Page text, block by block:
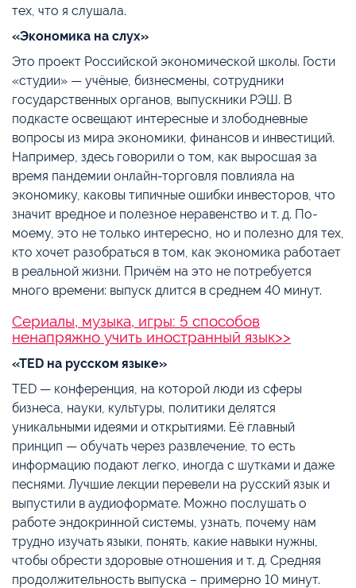
тех, что я слушала.
«Экономика на слух»
Это проект Российской экономической школы. Гости
«студии» — учёные, бизнесмены, сотрудники
государственных органов, выпускники РЭШ. В
подкасте освещают интересные и злободневные
вопросы из мира экономики, финансов и инвестиций.
Например, здесь говорили о том, как выросшая за
время пандемии онлайн-торговля повлияла на
экономику, каковы типичные ошибки инвесторов, что
значит вредное и полезное неравенство и т. д. По-
моему, это не только интересно, но и полезно для тех,
кто хочет разобраться в том, как экономика работает
в реальной жизни. Причём на это не потребуется
много времени: выпуск длится в среднем 40 минут.
Сериалы, музыка, игры: 5 способов
ненапряжно учить иностранный язык>>
«TED на русском языке»
TED — конференция, на которой люди из сферы
бизнеса, науки, культуры, политики делятся
уникальными идеями и открытиями. Её главный
принцип — обучать через развлечение, то есть
информацию подают легко, иногда с шутками и даже
песнями. Лучшие лекции перевели на русский язык и
выпустили в аудиоформате. Можно послушать о
работе эндокринной системы, узнать, почему нам
трудно изучать языки, понять, какие навыки нужны,
чтобы обрести здоровые отношения и т. д. Средняя
продолжительность выпуска – примерно 10 минут.